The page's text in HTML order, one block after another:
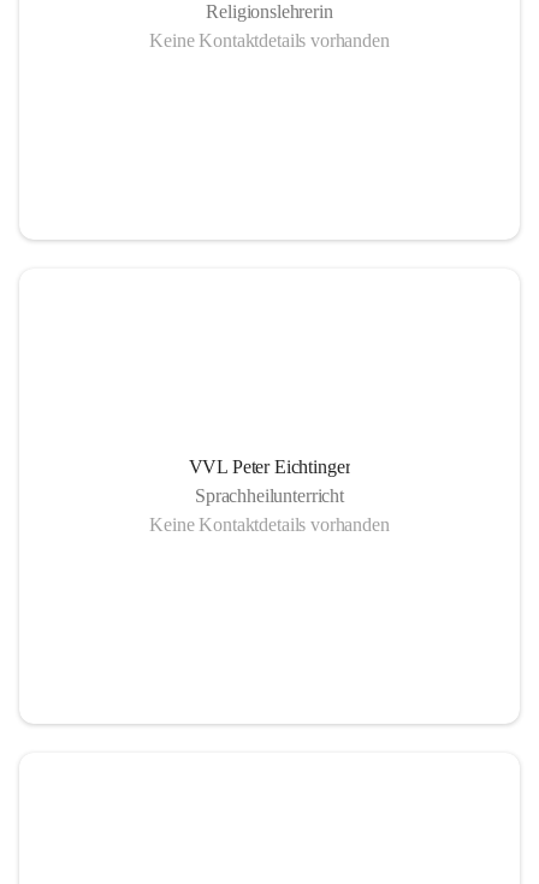
Religionslehrerin
Keine Kontaktdetails vorhanden
VVL Peter Eichtinger
Sprachheilunterricht
Keine Kontaktdetails vorhanden